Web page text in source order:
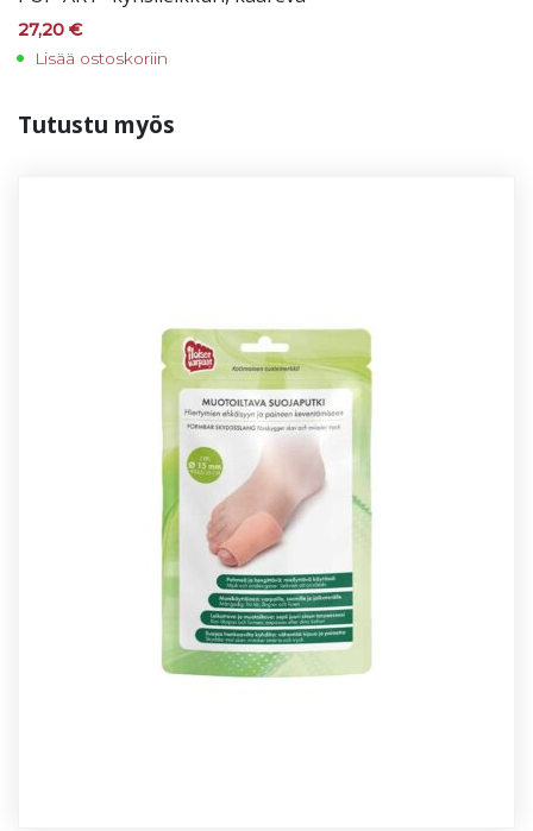
27,20 €
Lisää ostoskoriin
Tu­tus­tu myös